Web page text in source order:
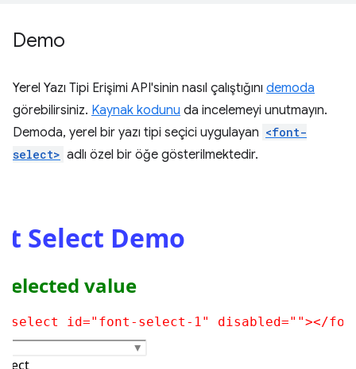
Demo
Yerel Yazı Tipi Erişimi API'sinin nasıl çalıştığını demoda
görebilirsiniz. Kaynak kodunu da incelemeyi unutmayın.
Demoda, yerel bir yazı tipi seçici uygulayan <font-
select> adlı özel bir öğe gösterilmektedir.